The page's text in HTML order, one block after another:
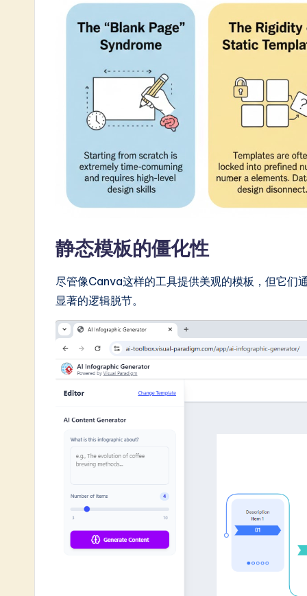
in
A
静态模板的僵化性
尽管像Canva这样的工具提供美观的模板，但它们
显著的逻辑脱节。